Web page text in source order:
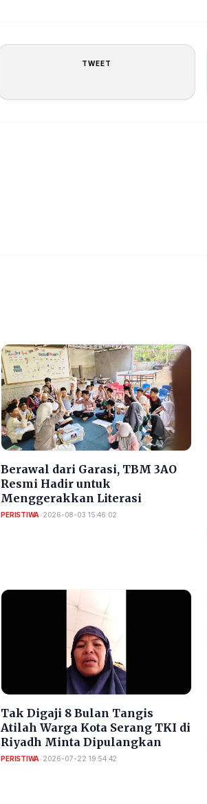
TWEET
Berawal dari Garasi, TBM 3AO
Resmi Hadir untuk
Menggerakkan Literasi
PERISTIWA•2026-08-03 15:46:02
​Tak Digaji 8 Bulan Tangis
Atilah Warga Kota Serang TKI di
Riyadh Minta Dipulangkan
PERISTIWA•2026-07-22 19:54:42